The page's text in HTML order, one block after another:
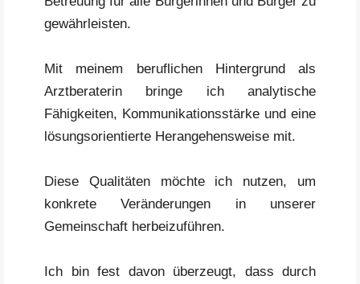
gewährleisten.
Mit meinem beruflichen Hintergrund als
Arztberaterin bringe ich analytische
Fähigkeiten, Kommunikationsstärke und eine
lösungsorientierte Herangehensweise mit.
Diese Qualitäten möchte ich nutzen, um
konkrete Veränderungen in unserer
Gemeinschaft herbeizuführen.
Ich bin fest davon überzeugt, dass durch